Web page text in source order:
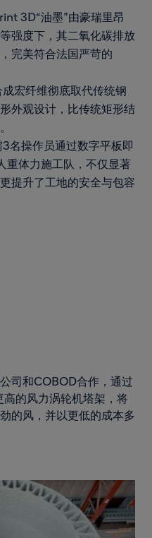
3D“油墨”由豪瑞里昂
强度下，其二氧化碳排放
完美符合法国严苛的
宏纤维彻底取代传统钢
外观设计，比传统矩形结
名操作员通过数字平板即
重体力施工队，不仅显著
提升了工地的安全与包容
司和COBOD合作，通过
的风力涡轮机塔架，将
的风，并以更低的成本多